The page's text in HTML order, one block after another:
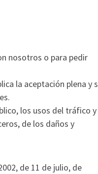
nosotros o para pedir
la aceptación plena y
los usos del tráfico
de los daños y
de 11 de julio, de